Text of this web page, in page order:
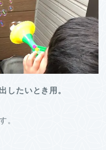
したいとき用。
。